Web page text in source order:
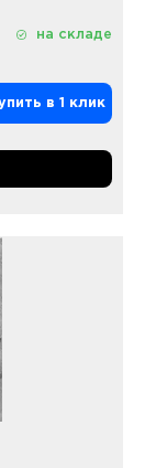
на складе
в 1 клик